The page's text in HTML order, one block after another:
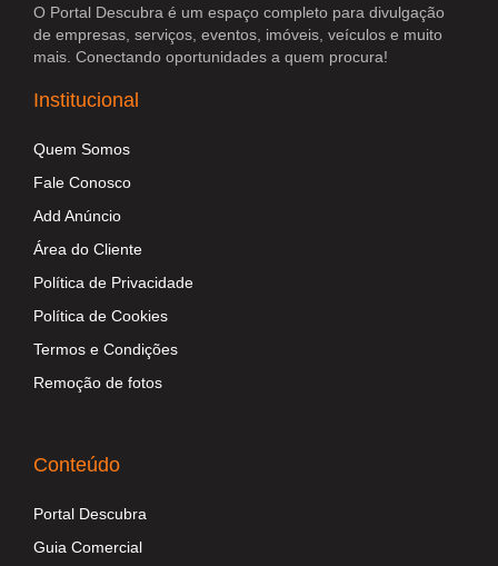
O Portal Descubra é um espaço completo para divulgação
de empresas, serviços, eventos, imóveis, veículos e muito
mais. Conectando oportunidades a quem procura!
Institucional
Quem Somos
Fale Conosco
Add Anúncio
Área do Cliente
Política de Privacidade
Política de Cookies
Termos e Condições
Remoção de fotos
Conteúdo
Portal Descubra
Guia Comercial